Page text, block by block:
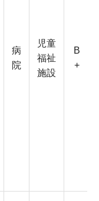
病
院
児童
福祉
施設
B
+